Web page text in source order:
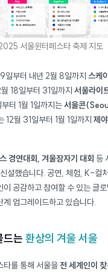
서울윈터페스타 축제 지도
일부터 내년 2월 8일까지 스케
있으며, DDP에서는 12월 18일부터 31일까지 서울라이
진행됩니다. 12월 29일부터 1월 1일까지는서울콘
예정이며, 보신각에서는 12월 31일부터 1월 1일까지 제
경연대회, 겨울잠자기 대회 등 시민이 참여하고 즐길
. 공연, 체험, K-컬처가 어우러진 이색
참여할 수 있는 글로벌 축제로
계 업그레이드하고 있습니다.
는 환상의 겨울 서울
타를 통해 서울을전 세계인이